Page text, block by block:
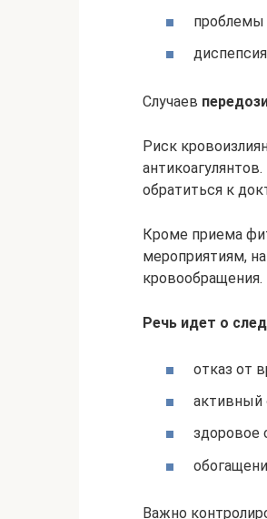
проблемы
Случаев
Риск
обратиться к
Кроме приема
мероприятиям,
кровообращения.
Речь идет о
отказ от
активный
здоровое
Важно